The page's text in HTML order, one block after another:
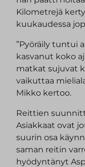
Kilometrejä
kuukaudessa
”Pyöräily tuntui
kasvanut koko
matkat sujuvat
vaikuttaa
Mikko kertoo.
Reittien
Asiakkaat ovat
suurin osa
saman reitin
hyödyntänyt